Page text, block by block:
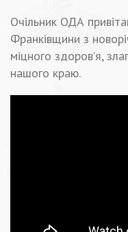
Очільник ОДА
Франківщини з
міцного здоров’я,
нашого краю.